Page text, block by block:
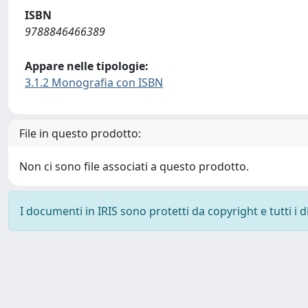
ISBN
9788846466389
Appare nelle tipologie:
3.1.2 Monografia con ISBN
File in questo prodotto:
Non ci sono file associati a questo prodotto.
I documenti in IRIS sono protetti da copyright e tutti i